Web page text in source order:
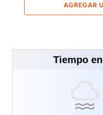
AGREGAR
Tiempo